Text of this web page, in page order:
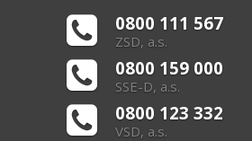
0800 111 567
ZSD, a.s.
0800 159 000
SSE-D, a.s.
0800 123 332
VSD, a.s.